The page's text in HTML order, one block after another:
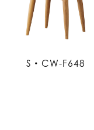
S・CW-F648